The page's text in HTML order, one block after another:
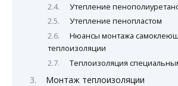
Утепление
Утепление пенопластом
Нюансы монтажа
теплоизоляции
Теплоизоляция
Монтаж теплоизоляции